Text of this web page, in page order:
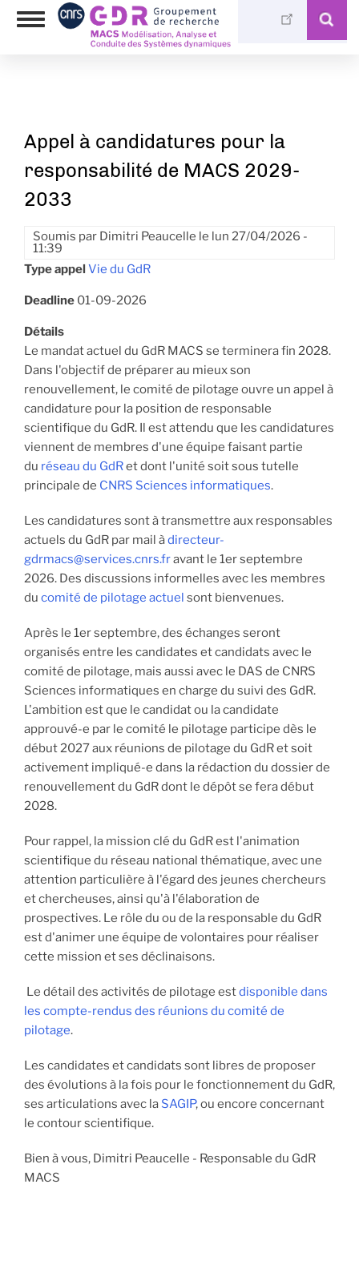
Aller
Toggle
Photothèque
Médiathèque
Appel à candidatures pour la
responsabilité de MACS 2029-
2033
Soumis par Dimitri Peaucelle le lun 27/04/2026 -
11:39
Type appelVie du GdR
Deadline 01-09-2026
Détails
Le mandat actuel du GdR MACS se terminera fin 2028.
Dans l'objectif de préparer au mieux son
renouvellement, le comité de pilotage ouvre un appel à
candidature pour la position de responsable
scientifique du GdR. Il est attendu que les candidatures
viennent de membres d'une équipe faisant partie
du réseau du GdRet dont l'unité soit sous tutelle
principale de CNRS Sciences informatiques.
Les candidatures sont à transmettre aux responsables
actuels du GdR par mail àdirecteur-
gdrmacs@services.cnrs.fravant le 1er septembre
2026. Des discussions informelles avec les membres
du comité de pilotage actuel sont bienvenues.
Après le 1er septembre, des échanges seront
organisés entre les candidates et candidats avec le
comité de pilotage, mais aussi avec le DAS de CNRS
Sciences informatiques en charge du suivi des GdR.
L'ambition est que le candidat ou la candidate
approuvé-e par le comité le pilotage participe dès le
début 2027 aux réunions de pilotage du GdR et soit
activement impliqué-e dans la rédaction du dossier de
renouvellement du GdR dont le dépôt se fera début
2028.
Pour rappel, la mission clé du GdR est l'animation
scientifique du réseau national thématique, avec une
attention particulière à l'égard des jeunes chercheurs
et chercheuses, ainsi qu'à l'élaboration de
prospectives. Le rôle du ou de la responsable du GdR
est d'animer une équipe de volontaires pour réaliser
cette mission et ses déclinaisons.
Le détail des activités de pilotage estdisponible dans
les compte-rendus des réunions du comité de
pilotage.
Les candidates et candidats sont libres de proposer
des évolutions à la fois pour le fonctionnement du GdR,
ses articulations avec la SAGIP, ou encore concernant
le contour scientifique.
Bien à vous, Dimitri Peaucelle - Responsable du GdR
MACS